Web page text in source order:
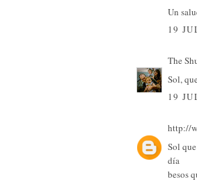
Un
19
The
Sol,
19
http://
Sol
día
besos